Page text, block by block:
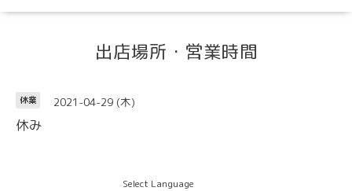
出店場所・営業時間
休業 2021-04-29 (木)
休み
Select Language